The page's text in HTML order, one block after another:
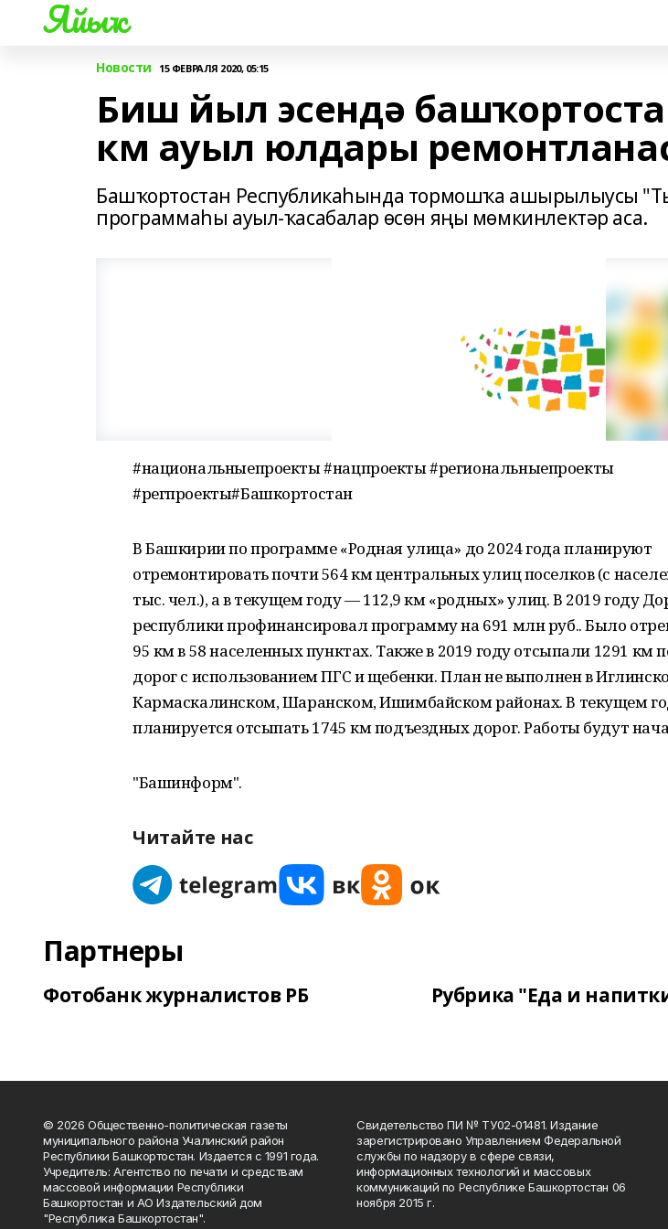
Яйыҡ
Новости 15 ФЕВРАЛЯ 2020, 05:15
Биш йыл эсендә
км ауыл юлдары
Башҡортостан Республикаһында тормошҡа ашырылыусы
программаһы ауыл-ҡасабалар өсөн яңы мөмкинлектәр аса.
#национальныепроекты #нацпроекты #региональныепроекты
#регпроекты#Башкортостан
В Башкирии по программе «Родная улица» до 2024 года планируют
отремонтировать почти 564 км центральных улиц поселков (с
тыс. чел.), а в текущем году — 112,9 км «родных» улиц. В 2019 году
республики профинансировал программу на 691 млн руб.. Было
95 км в 58 населенных пунктах. Также в 2019 году отсыпали 1291 км
дорог с использованием ПГС и щебенки. План не выполнен в
Кармаскалинском, Шаранском, Ишимбайском районах. В текущем
планируется отсыпать 1745 км подъездных дорог. Работы будут
"Башинформ".
Читайте нас
Партнеры
Фотобанк журналистов РБ Рубрика "Еда и
© 2026 Общественно-политическая газеты
муниципального района Учалинский район
Республики Башкортостан. Издается с 1991 года.
Учредитель: Агентство по печати и средствам
массовой информации Республики
Башкортостан и АО Издательский дом
"Республика Башкортостан".
Свидетельство ПИ № ТУ02-01481. Издание
зарегистрировано Управлением Федеральной
службы по надзору в сфере связи,
информационных технологий и массовых
коммуникаций по Республике Башкортостан 06
ноября 2015 г.